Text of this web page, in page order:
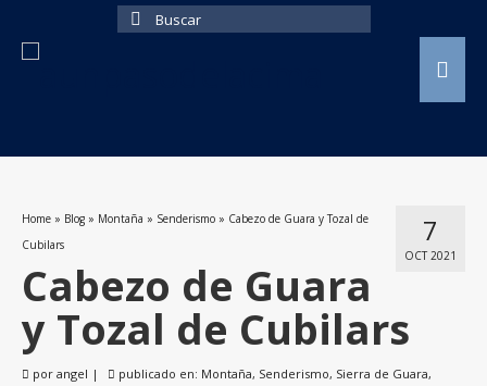
Buscar
7
OCT 2021
Home » Blog » Montaña » Senderismo » Cabezo de Guara y Tozal de
Cubilars
Cabezo de Guara
y Tozal de Cubilars
por angel | publicado en: Montaña, Senderismo, Sierra de Guara,